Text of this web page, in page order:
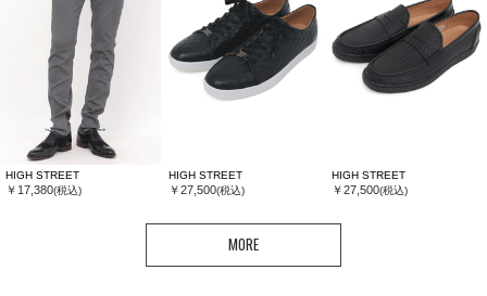
HIGH STREET
￥17,380(税込)
HIGH STREET
￥27,500(税込)
HIGH STREET
￥27,500(税込)
MORE